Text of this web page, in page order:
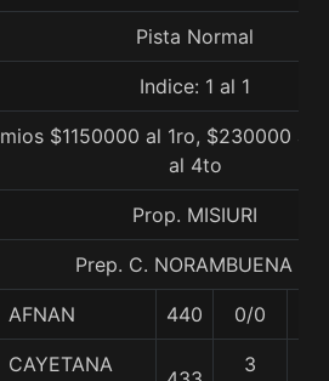
Pista Normal
Indice: 1 al 1
$1150000 al 1ro, $230000 al
al 4to
Prop. MISIURI
Prep. C. NORAMBUENA B.
AFNAN 440 0/0
CAYETANA
3